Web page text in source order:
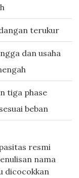
terukur
dan usaha
tiga phase
beban
resmi
nama
dicocokkan